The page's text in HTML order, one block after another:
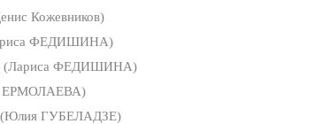
Кожевников)
ФЕДИШИНА)
(Лариса ФЕДИШИНА)
ЕРМОЛАЕВА)
(Юлия ГУБЕЛАДЗЕ)